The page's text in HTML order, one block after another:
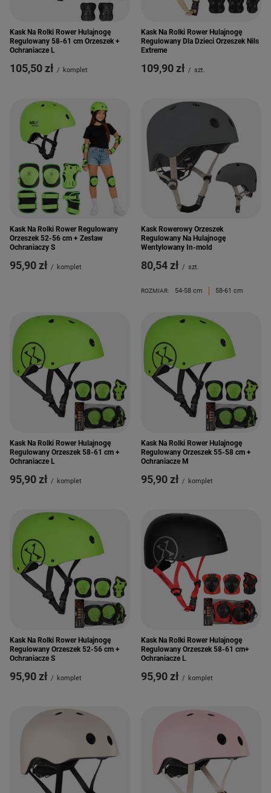
Kask Na Rolki Rower Hulajnogę
Regulowany 58-61 cm Orzeszek +
Ochraniacze L
105,50 zł / komplet
Kask Na Rolki Rower Hulajnogę
Regulowany Dla Dzieci Orzeszek Nils
Extreme
109,90 zł / szt.
Kask Na Rolki Rower Regulowany
Orzeszek 52-56 cm + Zestaw
Ochraniaczy S
95,90 zł / komplet
Kask Rowerowy Orzeszek
Regulowany Na Hulajnogę
Wentylowany In-mold
80,54 zł / szt.
ROZMIAR: 54-58 cm 58-61 cm
Kask Na Rolki Rower Hulajnogę
Regulowany Orzeszek 58-61 cm +
Ochraniacze L
95,90 zł / komplet
Kask Na Rolki Rower Hulajnogę
Regulowany Orzeszek 55-58 cm +
Ochraniacze M
95,90 zł / komplet
Kask Na Rolki Rower Hulajnogę
Regulowany Orzeszek 52-56 cm +
Ochraniacze S
95,90 zł / komplet
Kask Na Rolki Rower Hulajnogę
Regulowany Orzeszek 58-61 cm+
Ochraniacze L
95,90 zł / komplet